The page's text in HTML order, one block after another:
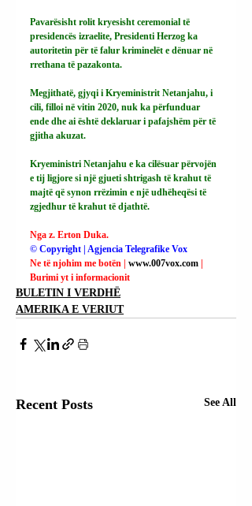
Pavarësisht rolit kryesisht ceremonial të
presidencës izraelite, Presidenti Herzog ka
autoritetin për të falur kriminelët e dënuar në
rrethana të pazakonta.
Megjithatë, gjyqi i Kryeministrit Netanjahu, i
cili, filloi në vitin 2020, nuk ka përfunduar
ende dhe ai është deklaruar i pafajshëm për të
gjitha akuzat.
Kryeministri Netanjahu e ka cilësuar përvojën
e tij ligjore si një gjueti shtrigash të krahut të
majtë që synon rrëzimin e një udhëheqësi të
zgjedhur të krahut të djathtë.
Nga z. Erton Duka.
© Copyright | Agjencia Telegrafike Vox
Ne të njohim me botën | www.007vox.com |
Burimi yt i informacionit
BULETIN I VERDHË
AMERIKA E VERIUT
Recent Posts See All